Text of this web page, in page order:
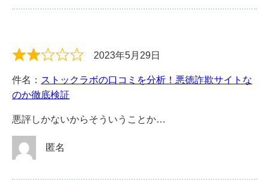
2023年5月29日
件名： ストックラボの口コミを分析！悪徳詐欺サイトな
のか徹底検証
悪評しかないからそういうことか…
匿名